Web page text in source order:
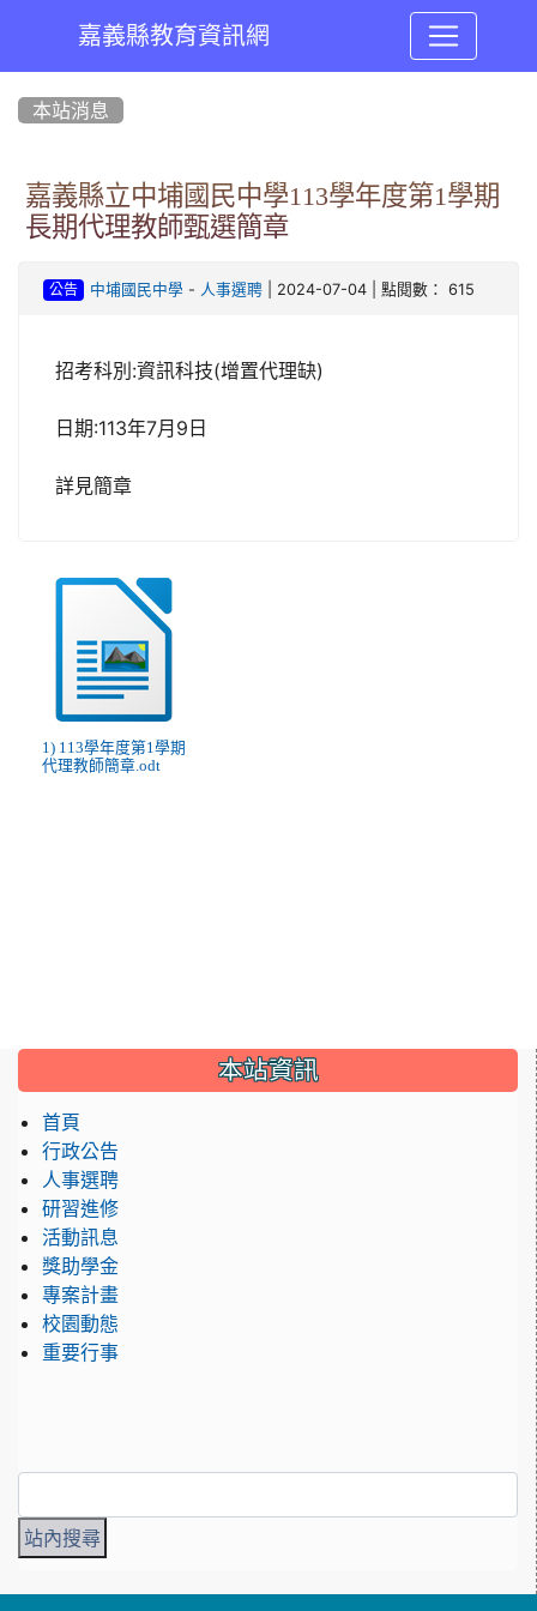
嘉義縣教育資訊網
本站消息
嘉義縣立中埔國民中學113學年度第1學期
長期代理教師甄選簡章
公告 中埔國民中學- 人事選聘| 2024-07-04 | 點閱數： 615
招考科別:資訊科技(增置代理缺)
日期:113年7月9日
詳見簡章
1) 113學年度第1學期
代理教師簡章.odt
::: 本站資訊
首頁
行政公告
人事選聘
研習進修
活動訊息
獎助學金
專案計畫
校園動態
重要行事